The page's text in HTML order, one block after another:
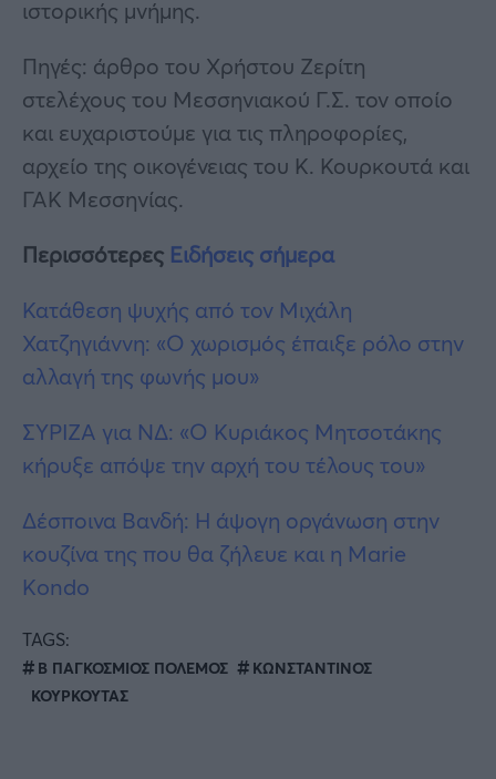
ιστορικής μνήμης.
Πηγές: άρθρο του Χρήστου Ζερίτη
στελέχους του Μεσσηνιακού Γ.Σ. τον οποίο
και ευχαριστούμε για τις πληροφορίες,
αρχείο της οικογένειας του Κ. Κουρκουτά και
ΓΑΚ Μεσσηνίας.
Περισσότερες Ειδήσεις σήμερα
Κατάθεση ψυχής από τον Μιχάλη
Χατζηγιάννη: «Ο χωρισμός έπαιξε ρόλο στην
αλλαγή της φωνής μου»
ΣΥΡΙΖΑ για ΝΔ: «Ο Κυριάκος Μητσοτάκης
κήρυξε απόψε την αρχή του τέλους του»
Δέσποινα Βανδή: Η άψογη οργάνωση στην
κουζίνα της που θα ζήλευε και η Marie
Kondo
TAGS:
Β ΠΑΓΚΟΣΜΙΟΣ ΠΟΛΕΜΟΣ
ΚΩΝΣΤΑΝΤΙΝΟΣ
ΚΟΥΡΚΟΥΤΑΣ